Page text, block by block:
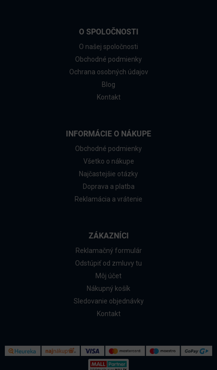
O SPOLOČNOSTI
O našej spoločnosti
Obchodné podmienky
Ochrana osobných údajov
Blog
Kontakt
INFORMÁCIE O NÁKUPE
Obchodné podmienky
Všetko o nákupe
Najčastejšie otázky
Doprava a platba
Reklamácia a vrátenie
ZÁKAZNÍCI
Reklamačný formulár
Odstúpiť od zmluvy tu
Môj účet
Nákupný košík
Sledovanie objednávky
Kontakt